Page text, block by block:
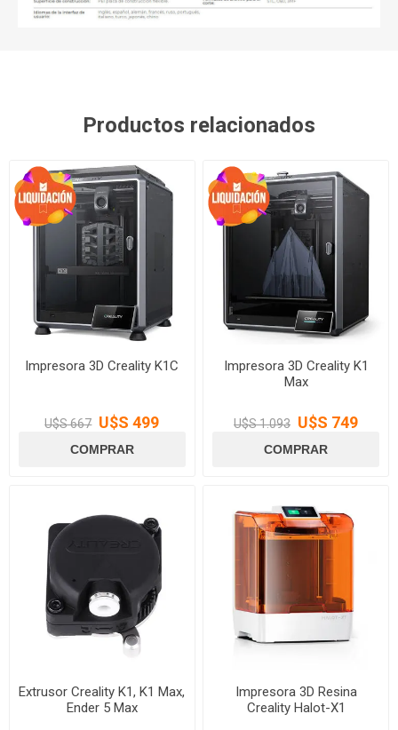
Productos relacionados
Impresora 3D Creality K1C
U$S 667 U$S 499
Impresora 3D Creality K1
Max
U$S 1.093 U$S 749
Extrusor Creality K1, K1 Max,
Ender 5 Max
Impresora 3D Resina
Creality Halot-X1